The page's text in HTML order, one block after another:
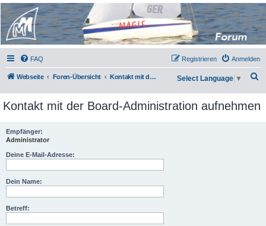
Micro Magic Forum
Deutschland
FAQ Anmelden
Registrieren
Webseite Foren-Übersicht Kontakt mit der Board-Administration aufnehmen
c
Select Language ▼
Kontakt mit der Board-Administration aufnehmen
Empfänger:
Administrator
Deine E-Mail-Adresse:
Dein Name:
Betreff: